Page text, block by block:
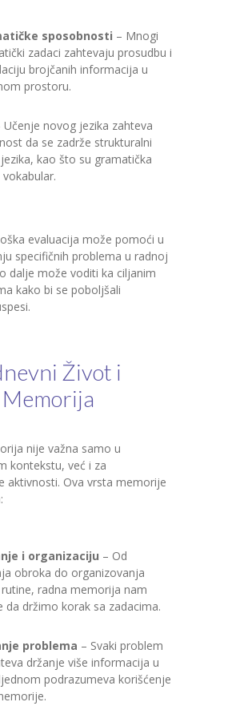
sposobnosti – Mnogi
zadaci zahtevaju prosudbu i
brojčanih informacija u
prostoru.
Učenje novog jezika zahteva
da se zadrže strukturalni
kao što su gramatička
evaluacija može pomoći u
specifičnih problema u radnoj
dalje može voditi ka ciljanim
kako bi se poboljšali
Život i
Memorija
nije važna samo u
kontekstu, već i za
aktivnosti. Ova vrsta memorije
i organizaciju – Od
obroka do organizovanja
radna memorija nam
da držimo korak sa zadacima.
problema – Svaki problem
držanje više informacija u
podrazumeva korišćenje